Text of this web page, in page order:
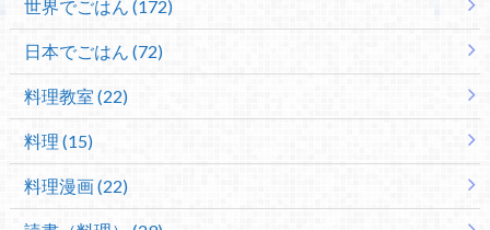
世界でごはん (172)
日本でごはん (72)
料理教室 (22)
料理 (15)
料理漫画 (22)